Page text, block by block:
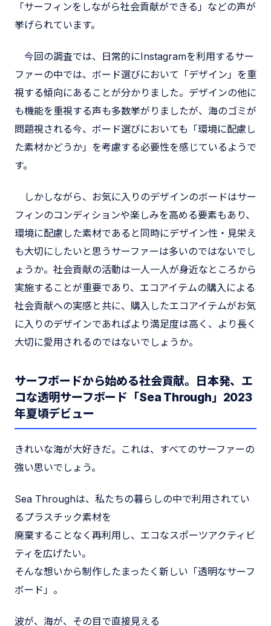
「サーフィンをしながら社会貢献ができる」などの声が
挙げられています。
今回の調査では、日常的にInstagramを利用するサー
ファーの中では、ボード選びにおいて「デザイン」を重
視する傾向にあることが分かりました。デザインの他に
も機能を重視する声も多数挙がりましたが、海のゴミが
問題視される今、ボード選びにおいても「環境に配慮し
た素材かどうか」を考慮する必要性を感じているようで
す。
しかしながら、お気に入りのデザインのボードはサー
フィンのコンディションや楽しみを高める要素もあり、
環境に配慮した素材であると同時にデザイン性・見栄え
も大切にしたいと思うサーファーは多いのではないでし
ょうか。社会貢献の活動は一人一人が身近なところから
実施することが重要であり、エコアイテムの購入による
社会貢献への実感と共に、購入したエコアイテムがお気
に入りのデザインであればより満足度は高く、より長く
大切に愛用されるのではないでしょうか。
サーフボードから始める社会貢献。日本発、エ
コな透明サーフボード「Sea Through」2023
年夏頃デビュー
きれいな海が大好きだ。これは、すべてのサーファーの
強い思いでしょう。
Sea Throughは、私たちの暮らしの中で利用されてい
るプラスチック素材を
廃棄することなく再利用し、エコなスポーツアクティビ
ティを広げたい。
そんな想いから制作したまったく新しい「透明なサーフ
ボード」。
波が、海が、その目で直接見える